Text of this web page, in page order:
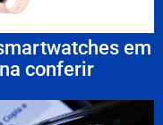
em
conferir